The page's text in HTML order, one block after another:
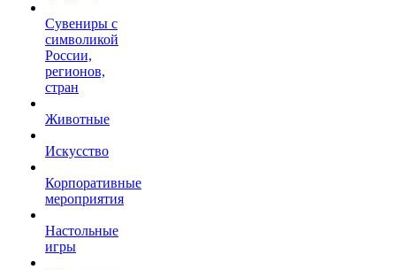
Сувениры с
символикой
России,
регионов,
стран
Животные
Искусство
Корпоративные
мероприятия
Настольные
игры